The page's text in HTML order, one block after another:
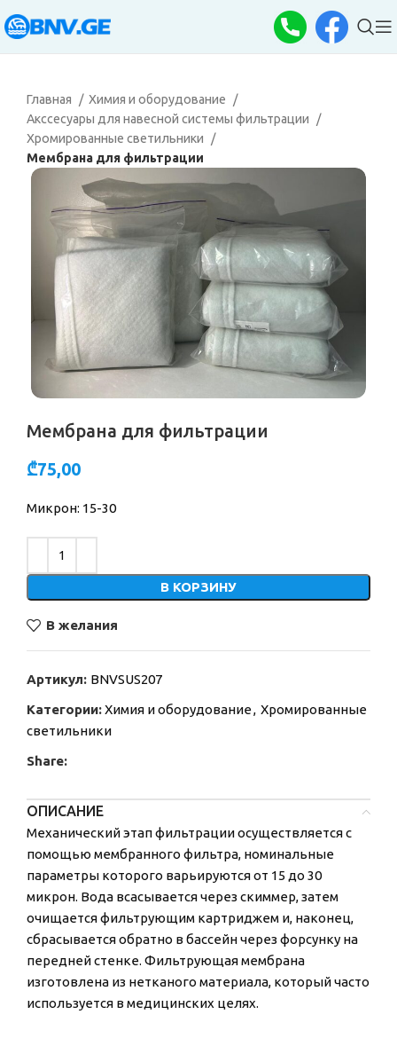
Главная
Химия и оборудование
Акссесуары для навесной системы фильтрации
Хромированные светильники
Мембрана для фильтрации
Мембрана для фильтрации
₾75,00
Микрон: 15-30
В КОРЗИНУ
В желания
Артикул: BNVSUS207
Категории:Химия и оборудование, Хромированные
светильники
Share:
ОПИСАНИЕ
Механический этап фильтрации осуществляется с
помощью мембранного фильтра, номинальные
параметры которого варьируются от 15 до 30
микрон. Вода всасывается через скиммер, затем
очищается фильтрующим картриджем и, наконец,
сбрасывается обратно в бассейн через форсунку на
передней стенке. Фильтрующая мембрана
изготовлена ​​из нетканого материала, который часто
используется в медицинских целях.